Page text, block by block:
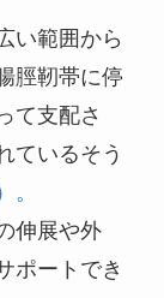
い範囲から
脛靭帯に停
て支配さ
ているそう
。
伸展や外
ポートでき